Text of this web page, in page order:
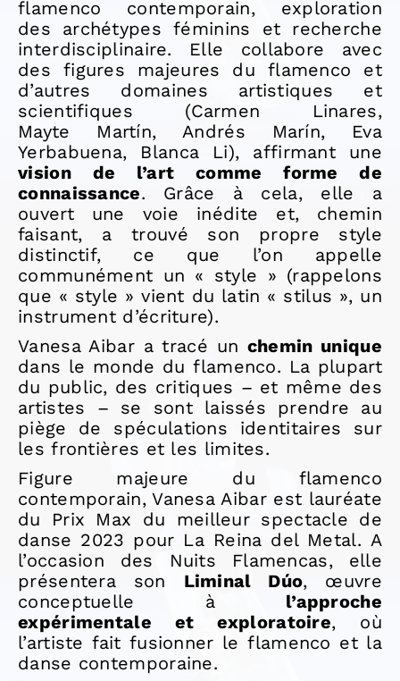
flamenco contemporain, exploration
des archétypes féminins et recherche
interdisciplinaire. Elle collabore avec
des figures majeures du flamenco et
d’autres domaines artistiques et
scientifiques (Carmen Linares,
Mayte Martín, Andrés Marín, Eva
Yerbabuena, Blanca Li), affirmant une
vision de l’art comme forme de
connaissance. Grâce à cela, elle a
ouvert une voie inédite et, chemin
faisant, a trouvé son propre style
distinctif, ce que l’on appelle
communément un « style » (rappelons
que « style » vient du latin « stilus », un
instrument d’écriture).
Vanesa Aibar a tracé un chemin unique
dans le monde du flamenco. La plupart
du public, des critiques – et même des
artistes – se sont laissés prendre au
piège de spéculations identitaires sur
les frontières et les limites.
Figure majeure du flamenco
contemporain, Vanesa Aibar est lauréate
du Prix Max du meilleur spectacle de
danse 2023 pour La Reina del Metal. A
l’occasion des Nuits Flamencas, elle
présentera son Liminal Dúo, œuvre
conceptuelle à l’approche
expérimentale et exploratoire, où
l’artiste fait fusionner le flamenco et la
danse contemporaine.